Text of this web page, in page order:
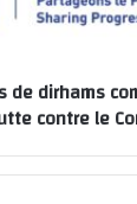
de dirhams
contre le